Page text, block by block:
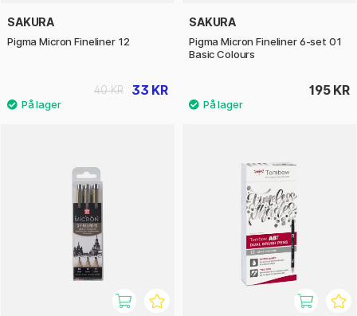
SAKURA
Pigma Micron Fineliner 12
33 KR
40 KR
SAKURA
Pigma Micron Fineliner 6-set 01
Basic Colours
195 KR